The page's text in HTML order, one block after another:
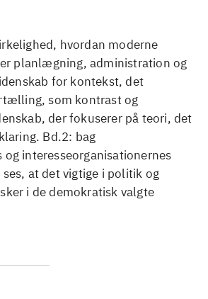
hvordan moderne
planlægning, administration og
for kontekst, det
som kontrast og
der fokuserer på teori, det
Bd.2: bag
interesseorganisationernes
at det vigtige i politik og
i de demokratisk valgte